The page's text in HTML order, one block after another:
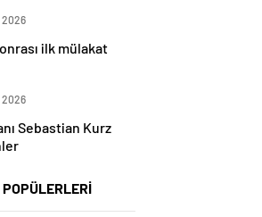
2026
ilk mülakat
2026
Sebastian Kurz